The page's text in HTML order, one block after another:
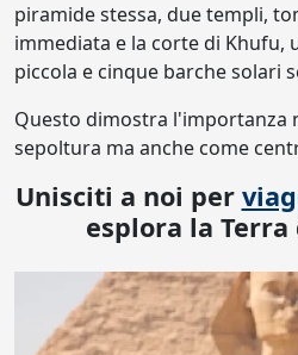
piramide stessa, due templi,
immediata e la corte di Khufu,
piccola e cinque barche solari
Questo dimostra l'importanza
sepoltura ma anche come
Unisciti a noi per
esplora la Terra